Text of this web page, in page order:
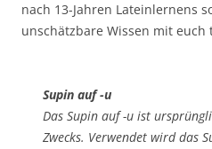
nach 13-Jahren Lateinlernens
unschätzbare Wissen mit euch
Supin auf -u
Das Supin auf -u ist
Zwecks. Verwendet wird das